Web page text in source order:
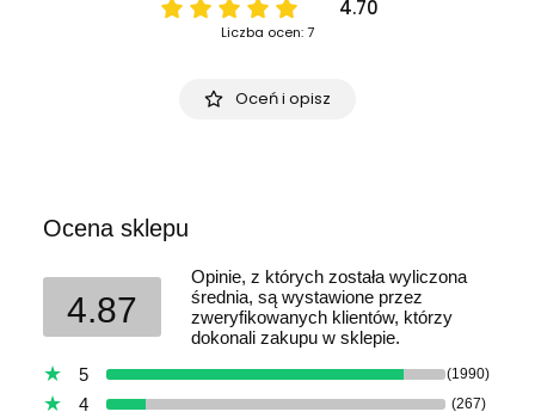
4.70
Liczba ocen: 7
Oceń i opisz
Ocena sklepu
4.87
Opinie, z których została wyliczona
średnia, są wystawione przez
zweryfikowanych klientów, którzy
dokonali zakupu w sklepie.
5
(1990)
4 (267)